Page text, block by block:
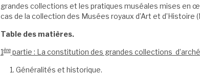
grandes collections et les pratiques muséales mises en
cas de la collection des Musées royaux d’Art et
Table des matières.
1èrepartie : La constitution des grandes collections
Généralités et historique.